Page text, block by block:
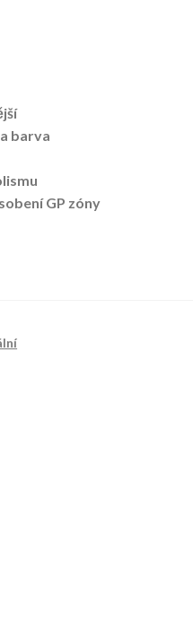
barva
GP zóny